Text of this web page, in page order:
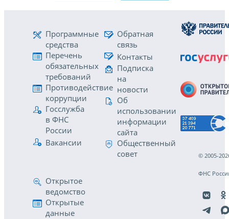
Программные
средства
Перечень
обязательных
требований
Противодействие
коррупции
Госслужба
в ФНС
России
Вакансии
Обратная
связь
Контакты
Подписка
на
новости
Об
использовании
информации
сайта
Общественный
совет
Открытое
ведомство
Открытые
данные
© 2005-
ФНС